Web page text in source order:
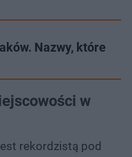
Nazwy, które
w
rekordzistą pod